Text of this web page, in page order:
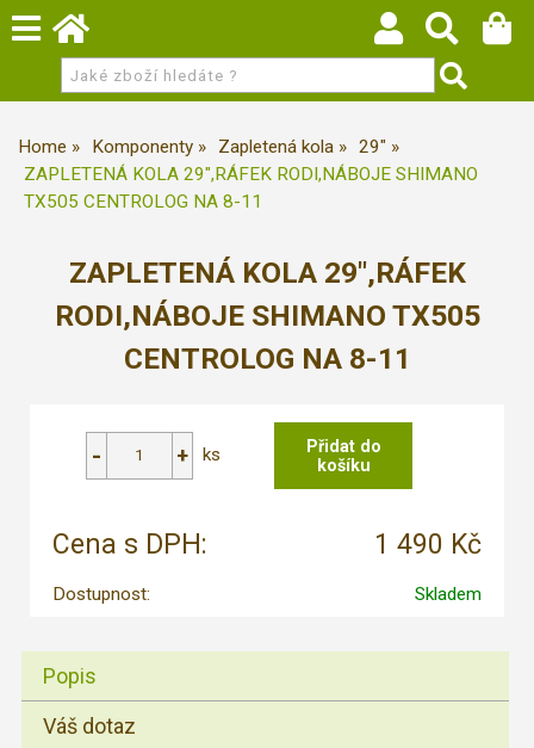
Home Komponenty Zapletená kola
29"
ZAPLETENÁ KOLA 29",RÁFEK RODI,NÁBOJE SHIMANO
TX505 CENTROLOG NA 8-11
ZAPLETENÁ KOLA 29",RÁFEK
RODI,NÁBOJE SHIMANO TX505
CENTROLOG NA 8-11
ks
Cena s DPH: 1 490 Kč
Dostupnost: Skladem
Popis
Váš dotaz